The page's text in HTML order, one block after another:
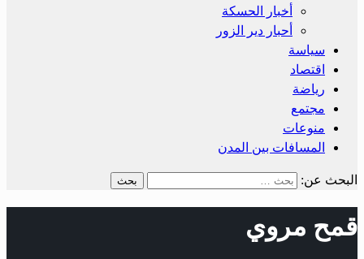
أخبار الحسكة
أحبار دير الزور
سياسة
اقتصاد
رياضة
مجتمع
منوعات
المسافات بين المدن
البحث عن:
قمح مروي